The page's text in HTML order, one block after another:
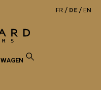
FR DE EN
WAGEN